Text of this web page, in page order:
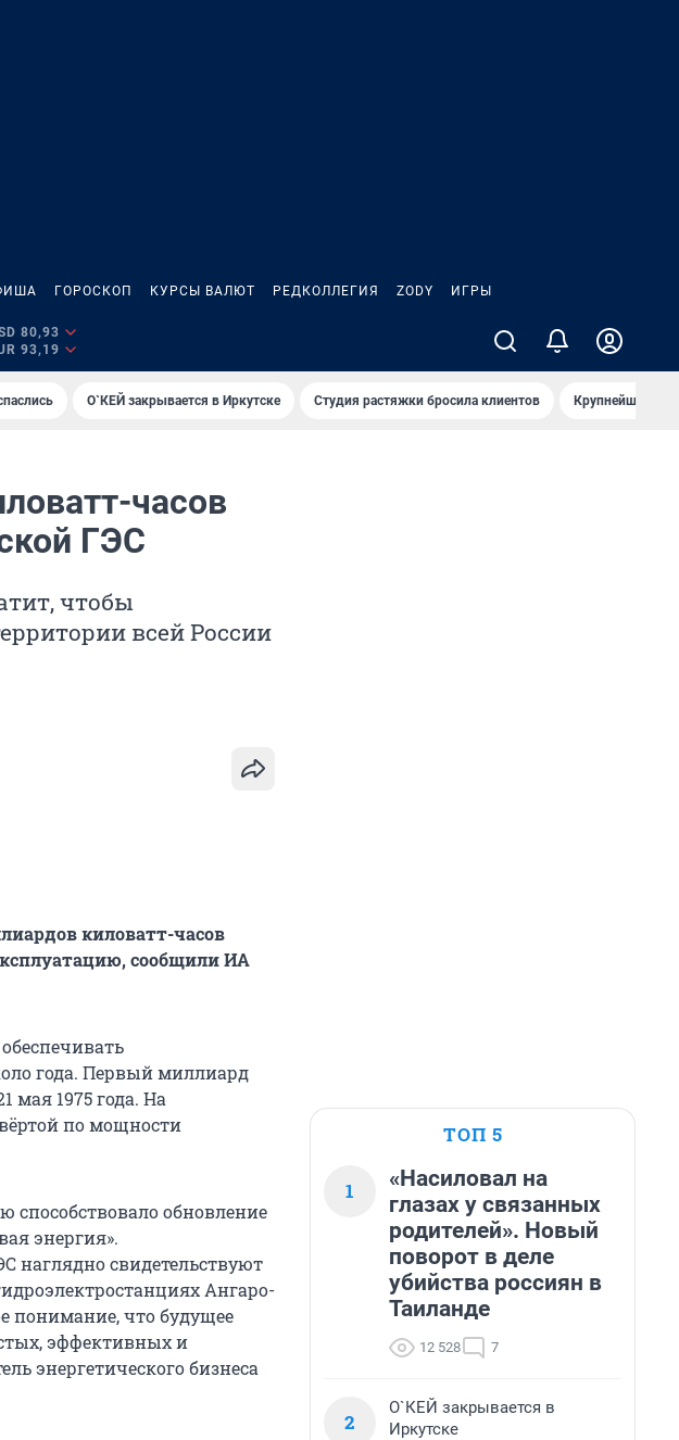
ГОРОСКОП КУРСЫ ВАЛЮТ РЕДКОЛЛЕГИЯ ZODY ИГРЫ
80,93
93,19
О`КЕЙ закрывается в Иркутске Студия растяжки бросила клиентов Крупнейшие
часов
ГЭС
чтобы
всей России
киловатт-часов
сообщили ИА
года. Первый миллиард
мая 1975 года. На
по мощности
обновление
энергия».
наглядно свидетельствуют
Ангаро-
понимание, что будущее
эффективных и
энергетического бизнеса
ТОП 5
1
«Насиловал на
глазах у связанных
родителей». Новый
поворот в деле
убийства россиян в
Таиланде
12 528 7
2
О`КЕЙ закрывается в
Иркутске